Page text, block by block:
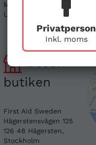
Privatperson
Inkl. moms
Mån - Fre 08-17
Lör & Sön - stängt
Besök
butiken
First Aid Sweden
Hägerstensvägen 125
126 48 Hägersten,
Stockholm